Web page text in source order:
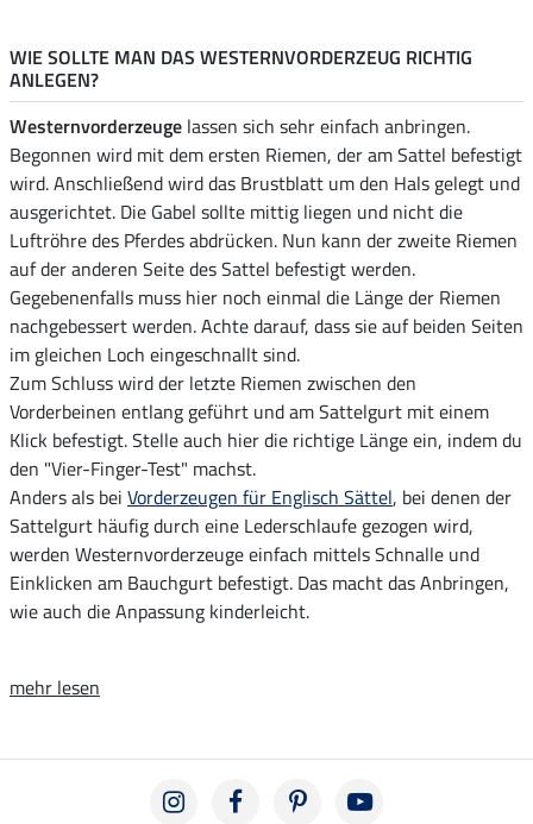
WIE SOLLTE MAN DAS WESTERNVORDERZEUG RICHTIG
ANLEGEN?
Westernvorderzeuge lassen sich sehr einfach anbringen.
Begonnen wird mit dem ersten Riemen, der am Sattel befestigt
wird. Anschließend wird das Brustblatt um den Hals gelegt und
ausgerichtet. Die Gabel sollte mittig liegen und nicht die
Luftröhre des Pferdes abdrücken. Nun kann der zweite Riemen
auf der anderen Seite des Sattel befestigt werden.
Gegebenenfalls muss hier noch einmal die Länge der Riemen
nachgebessert werden. Achte darauf, dass sie auf beiden Seiten
im gleichen Loch eingeschnallt sind.
Zum Schluss wird der letzte Riemen zwischen den
Vorderbeinen entlang geführt und am Sattelgurt mit einem
Klick befestigt. Stelle auch hier die richtige Länge ein, indem du
den "Vier-Finger-Test" machst.
Anders als bei Vorderzeugen für Englisch Sättel, bei denen der
Sattelgurt häufig durch eine Lederschlaufe gezogen wird,
werden Westernvorderzeuge einfach mittels Schnalle und
Einklicken am Bauchgurt befestigt. Das macht das Anbringen,
wie auch die Anpassung kinderleicht.
mehr lesen